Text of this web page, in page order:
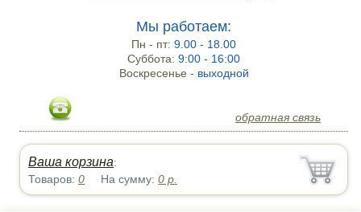
Мы работаем:
Пн - пт:9.00 - 18.00
Суббота:9:00 - 16:00
Воскресенье - выходной
обратная связь
Ваша корзина:
Товаров:0 На сумму:0 р.